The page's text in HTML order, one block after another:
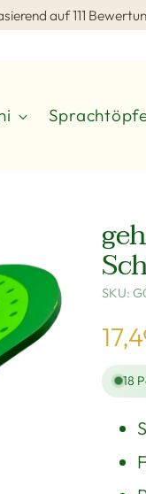
auf 111
SKU:
18